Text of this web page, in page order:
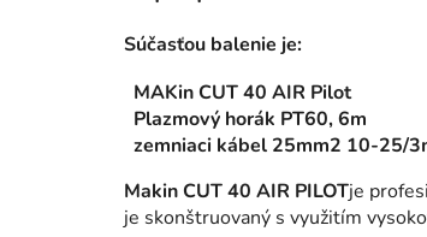
Súčasťou balenie je:
MAKin CUT 40 AIR Pilot
Plazmový horák PT60, 6m
zemniaci kábel 25mm2 10-25/
Makin CUT 40 AIR PILOTje
je skonštruovaný s využitím